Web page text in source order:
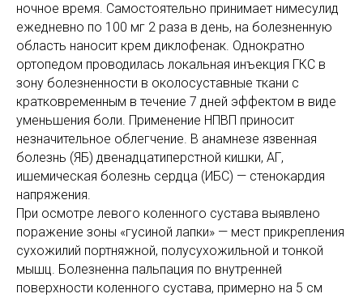
ночное время. Самостоятельно принимает нимесулид
ежедневно по 100 мг 2 раза в день, на болезненную
область наносит крем диклофенак. Однократно
ортопедом проводилась локальная инъекция ГКС в
зону болезненности в околосуставные ткани с
кратковременным в течение 7 дней эффектом в виде
уменьшения боли. Применение НПВП приносит
незначительное облегчение. В анамнезе язвенная
болезнь (ЯБ) двенадцатиперстной кишки, АГ,
ишемическая болезнь сердца (ИБС) — стенокардия
напряжения.
При осмотре левого коленного сустава выявлено
поражение зоны «гусиной лапки» — мест прикрепления
сухожилий портняжной, полусухожильной и тонкой
мышц. Болезненна пальпация по внутренней
поверхности коленного сустава, примерно на 5 см